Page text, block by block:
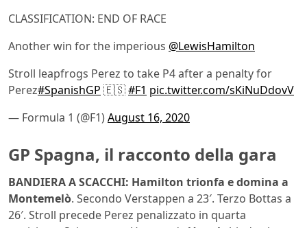
CLASSIFICATION: END OF RACE
Another win for the imperious @LewisHamilton
Stroll leapfrogs Perez to take P4 after a penalty for
Perez#SpanishGP 🇪🇸#F1 pic.twitter.com/sKiNuDdovV
— Formula 1 (@F1)August 16, 2020
GP Spagna, il racconto della gara
BANDIERA A SCACCHI: Hamilton trionfa e domina a
Montemelò. Secondo Verstappen a 23′. Terzo Bottas a
26′. Stroll precede Perez penalizzato in quarta